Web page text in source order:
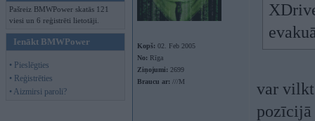
Pašreiz BMWPower skatās 121
viesi un 6 reģistrēti lietotāji.
Ienākt BMWPower
• Pieslēgties
• Reģistrēties
• Aizmirsi paroli?
Kopš: 02. Feb 2005
No: Rīga
Ziņojumi: 2699
Braucu ar: ///M
var vilkt
pozīcijā